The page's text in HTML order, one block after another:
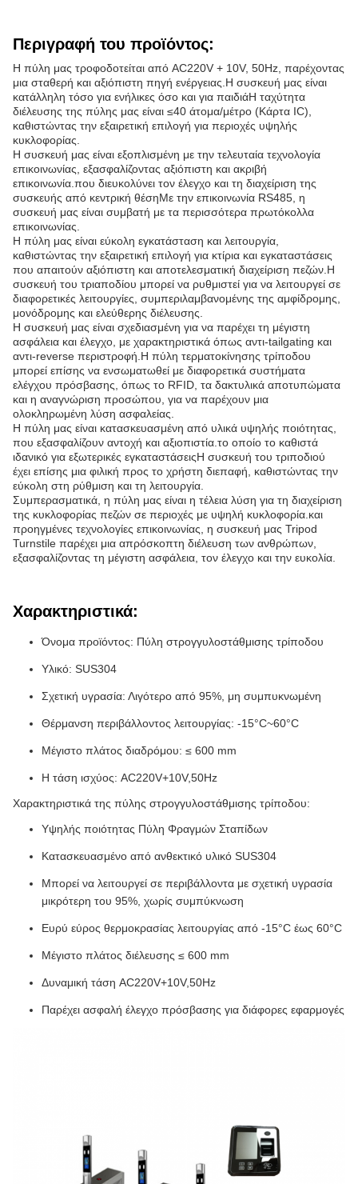
Περιγραφή του προϊόντος:
Η πύλη μας τροφοδοτείται από AC220V + 10V, 50Hz, παρέχοντας
μια σταθερή και αξιόπιστη πηγή ενέργειας.Η συσκευή μας είναι
κατάλληλη τόσο για ενήλικες όσο και για παιδιάΗ ταχύτητα
διέλευσης της πύλης μας είναι ≤40 άτομα/μέτρο (Κάρτα IC),
καθιστώντας την εξαιρετική επιλογή για περιοχές υψηλής
κυκλοφορίας.
Η συσκευή μας είναι εξοπλισμένη με την τελευταία τεχνολογία
επικοινωνίας, εξασφαλίζοντας αξιόπιστη και ακριβή
επικοινωνία.που διευκολύνει τον έλεγχο και τη διαχείριση της
συσκευής από κεντρική θέσηΜε την επικοινωνία RS485, η
συσκευή μας είναι συμβατή με τα περισσότερα πρωτόκολλα
επικοινωνίας.
Η πύλη μας είναι εύκολη εγκατάσταση και λειτουργία,
καθιστώντας την εξαιρετική επιλογή για κτίρια και εγκαταστάσεις
που απαιτούν αξιόπιστη και αποτελεσματική διαχείριση πεζών.Η
συσκευή του τριαποδίου μπορεί να ρυθμιστεί για να λειτουργεί σε
διαφορετικές λειτουργίες, συμπεριλαμβανομένης της αμφίδρομης,
μονόδρομης και ελεύθερης διέλευσης.
Η συσκευή μας είναι σχεδιασμένη για να παρέχει τη μέγιστη
ασφάλεια και έλεγχο, με χαρακτηριστικά όπως αντι-tailgating και
αντι-reverse περιστροφή.Η πύλη τερματοκίνησης τρίποδου
μπορεί επίσης να ενσωματωθεί με διαφορετικά συστήματα
ελέγχου πρόσβασης, όπως το RFID, τα δακτυλικά αποτυπώματα
και η αναγνώριση προσώπου, για να παρέχουν μια
ολοκληρωμένη λύση ασφαλείας.
Η πύλη μας είναι κατασκευασμένη από υλικά υψηλής ποιότητας,
που εξασφαλίζουν αντοχή και αξιοπιστία.το οποίο το καθιστά
ιδανικό για εξωτερικές εγκαταστάσειςΗ συσκευή του τριποδιού
έχει επίσης μια φιλική προς το χρήστη διεπαφή, καθιστώντας την
εύκολη στη ρύθμιση και τη λειτουργία.
Συμπερασματικά, η πύλη μας είναι η τέλεια λύση για τη διαχείριση
της κυκλοφορίας πεζών σε περιοχές με υψηλή κυκλοφορία.και
προηγμένες τεχνολογίες επικοινωνίας, η συσκευή μας Tripod
Turnstile παρέχει μια απρόσκοπτη διέλευση των ανθρώπων,
εξασφαλίζοντας τη μέγιστη ασφάλεια, τον έλεγχο και την ευκολία.
Χαρακτηριστικά:
Όνομα προϊόντος: Πύλη στρογγυλοστάθμισης τρίποδου
Υλικό: SUS304
Σχετική υγρασία: Λιγότερο από 95%, μη συμπυκνωμένη
Θέρμανση περιβάλλοντος λειτουργίας: -15°C~60°C
Μέγιστο πλάτος διαδρόμου: ≤ 600 mm
Η τάση ισχύος: AC220V+10V,50Hz
Χαρακτηριστικά της πύλης στρογγυλοστάθμισης τρίποδου:
Υψηλής ποιότητας Πύλη Φραγμών Σταπίδων
Κατασκευασμένο από ανθεκτικό υλικό SUS304
Μπορεί να λειτουργεί σε περιβάλλοντα με σχετική υγρασία
μικρότερη του 95%, χωρίς συμπύκνωση
Ευρύ εύρος θερμοκρασίας λειτουργίας από -15°C έως 60°C
Μέγιστο πλάτος διέλευσης ≤ 600 mm
Δυναμική τάση AC220V+10V,50Hz
Παρέχει ασφαλή έλεγχο πρόσβασης για διάφορες εφαρμογές